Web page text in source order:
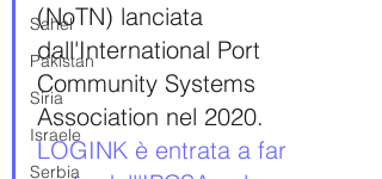
Sahel
Pakistan
Siria
Israele
Serbia
(NoTN) lanciata
dall'International Port
Community Systems
Association nel 2020.
LOGINK è entrata a far